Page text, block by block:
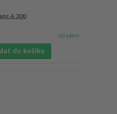
A 200
skladem
do košíku